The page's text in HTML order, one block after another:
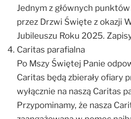
Jednym z głównych
przez Drzwi Święte z okazji
Jubileuszu Roku 2025.
Caritas parafialna
Po Mszy Świętej Panie
Caritas będą zbierały ofiary
wyłącznie na naszą Caritas
Przypominamy, że nasza